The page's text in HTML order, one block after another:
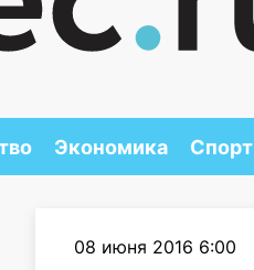
Экономика Спорт
08 июня 2016 6:00